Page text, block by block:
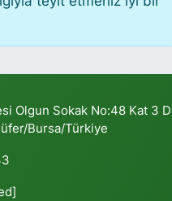
Olgun Sokak No:48 Kat 3 D
Bursa/Türkiye